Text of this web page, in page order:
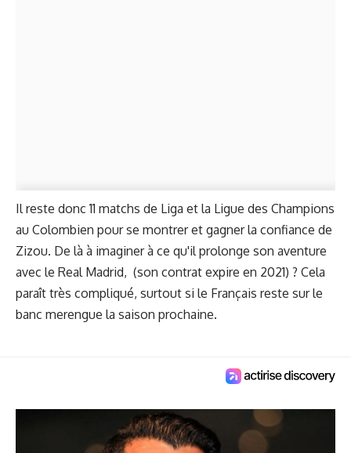
Il reste donc 11 matchs de Liga et la Ligue des Champions
au Colombien pour se montrer et gagner la confiance de
Zizou. De là à imaginer à ce qu'il prolonge son aventure
avec le Real Madrid, (son contrat expire en 2021) ? Cela
paraît très compliqué, surtout si le Français reste sur le
banc merengue la saison prochaine.